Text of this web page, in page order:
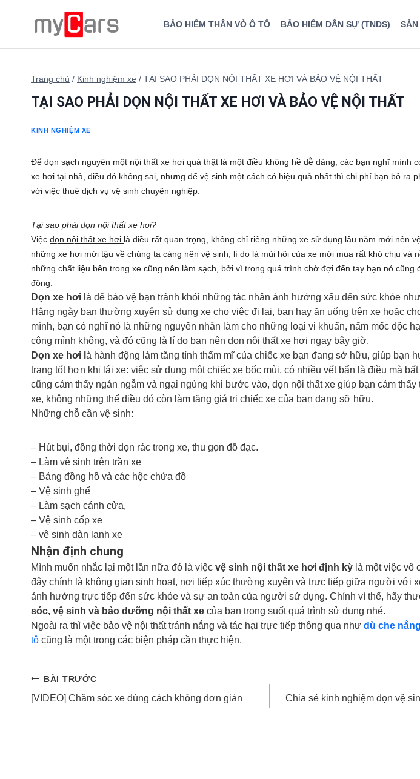
BẢO HIỂM THÂN VỎ Ô TÔ BẢO HIỂM DÂN SỰ (TNDS) SẢN
Trang chủ / Kinh nghiệm xe / TẠI SAO PHẢI DỌN NỘI THẤT XE HƠI VÀ BẢO VỆ NỘI THẤT
TẠI SAO PHẢI DỌN NỘI THẤT XE HƠI VÀ BẢO VỆ NỘI THẤT
KINH NGHIỆM XE
Để dọn sạch nguyên một nội thất xe hơi quả thật là một điều không hề dễ dàng, các bạn nghĩ mình
xe hơi tại nhà, điều đó không sai, nhưng để vệ sinh một cách có hiệu quả nhất thì chi phí bạn bỏ ra
với việc thuê dịch vụ vệ sinh chuyên nghiệp.
Tại sao phải dọn nội thất xe hơi?
Việc dọn nội thất xe hơi là điều rất quan trọng, không chỉ riêng những xe sử dụng lâu năm mới nên
những xe hơi mới tậu về chúng ta càng nên vệ sinh, lí do là mùi hôi của xe mới mua rất khó chịu và
những chất liệu bên trong xe cũng nên làm sạch, bởi vì trong quá trình chờ đợi đến tay bạn nó cũng
động.
Dọn xe hơi là để bảo vệ bạn tránh khỏi những tác nhân ảnh hưởng xấu đến sức khỏe
Hằng ngày bạn thường xuyên sử dụng xe cho việc đi lại, bạn hay ăn uống trên xe hoặc
mình, bạn có nghĩ nó là những nguyên nhân làm cho những loại vi khuẩn, nấm mốc độc
công mình không, và đó cũng là lí do bạn nên dọn nội thất xe hơi ngay bây giờ.
Dọn xe hơi l à hành động làm tăng tính thẩm mĩ của chiếc xe bạn đang sở hữu, giúp bạn
trạng tốt hơn khi lái xe: việc sử dụng một chiếc xe bốc mùi, có nhiều vết bẩn là điều mà
cũng cảm thấy ngán ngẫm và ngại ngùng khi bước vào, dọn nội thất xe giúp bạn cảm
xe, không những thế điều đó còn làm tăng giá trị chiếc xe của bạn đang sỡ hữu.
Những chỗ cần vệ sinh:
– Hút bụi, đồng thời dọn rác trong xe, thu gọn đồ đạc.
– Làm vệ sinh trên trần xe
– Bảng đồng hồ và các hộc chứa đồ
– Vệ sinh ghế
– Làm sạch cánh cửa,
– Vệ sinh cốp xe
– vệ sinh dàn lạnh xe
Nhận định chung
Mình muốn nhắc lại một lần nữa đó là việc vệ sinh nội thất xe hơi định kỳ là một việc vô
đây chính là không gian sinh hoạt, nơi tiếp xúc thường xuyên và trực tiếp giữa người với
ảnh hưởng trực tiếp đến sức khỏe và sự an toàn của người sử dụng. Chính vì thế, hãy
sóc, vệ sinh và bảo dưỡng nội thất xe của bạn trong suốt quá trình sử dụng nhé.
Ngoài ra thì việc bảo vệ nội thất tránh nắng và tác hại trực tiếp thông qua như dù che
tô cũng là một trong các biện pháp cần thực hiện.
Điều
BÀI TRƯỚC
[VIDEO] Chăm sóc xe đúng cách không đơn giản
Chia sẻ kinh nghiệm dọn vệ